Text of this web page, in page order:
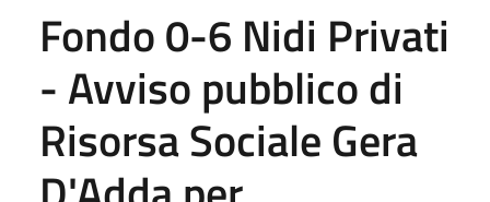
Fondo 0-6 Nidi Privati
- Avviso pubblico di
Risorsa Sociale Gera